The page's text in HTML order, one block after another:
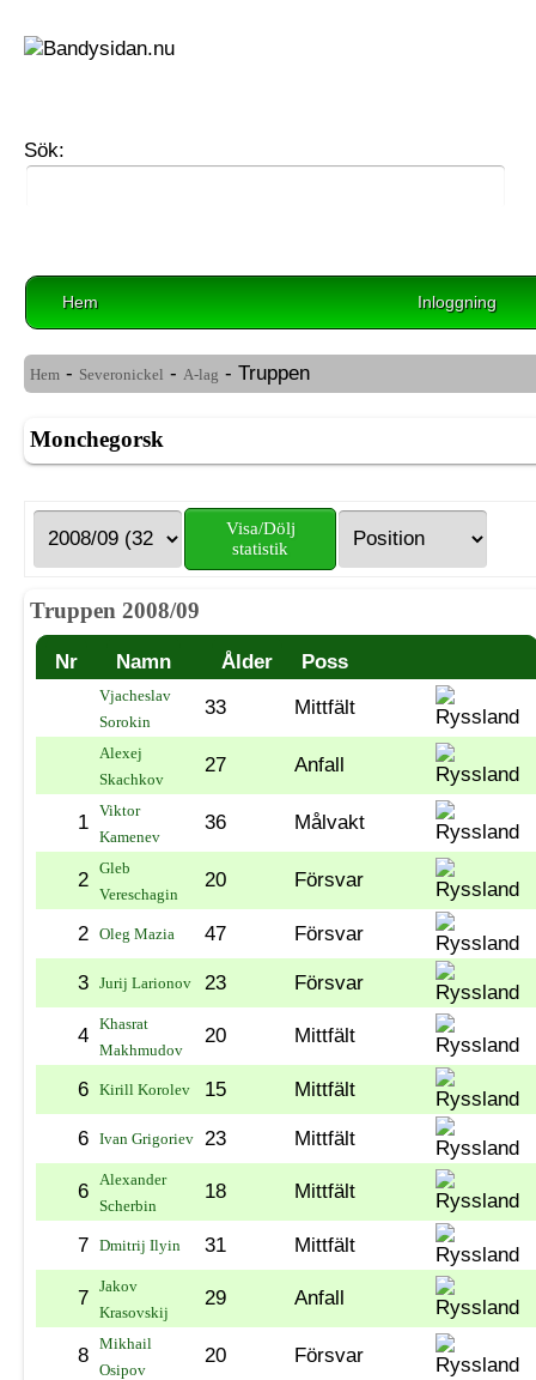
Sök:
Hem Inloggning
Hem - Severonickel - A-lag - Truppen
Monchegorsk
Visa/Dölj
statistik
Truppen 2008/09
Nr Namn Ålder Poss
Vjacheslav
Sorokin
33 Mittfält
Alexej
Skachkov
27 Anfall
1
Viktor
Kamenev
36 Målvakt
2
Gleb
Vereschagin
20 Försvar
2 Oleg Mazia 47 Försvar
3 Jurij Larionov 23 Försvar
4
Khasrat
Makhmudov
20 Mittfält
6 Kirill Korolev 15 Mittfält
6 Ivan Grigoriev 23 Mittfält
6
Alexander
Scherbin
18 Mittfält
7 Dmitrij Ilyin 31 Mittfält
7
Jakov
Krasovskij
29 Anfall
8
Mikhail
Osipov
20 Försvar